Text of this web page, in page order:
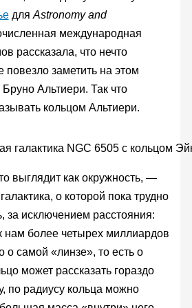
для Astronomy and
международная
рассказала, что нечто
заметить на этом
Альтиери. Так что
кольцом Альтиери.
галактика NGC 6505 с кольцом
выглядит как окружность, —
о которой пока трудно
за исключением расстояния:
нам более четырех миллиардов
о самой «линзе», то есть о
может рассказать гораздо
по радиусу кольца можно